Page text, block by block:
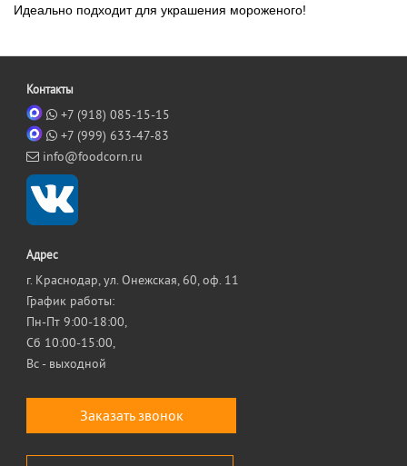
Идеально подходит для украшения мороженого!
Контакты
+7 (918) 085-15-15
+7 (999) 633-47-83
info@foodcorn.ru
Адрес
г. Краснодар, ул. Онежская, 60, оф. 11
График работы:
Пн-Пт 9:00-18:00,
Сб 10:00-15:00,
Вс - выходной
Заказать звонок